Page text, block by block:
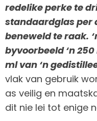
redelike perke te
standaardglas per
beneweld te raak.
byvoorbeeld ‘n
ml van ‘n
vlak van gebruik
as veilig en
dit nie lei tot enige